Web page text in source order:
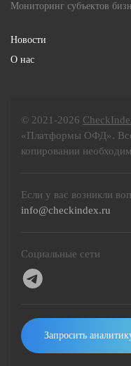
Мониторинг субъектов
Новости
О нас
© 2021-2026
«Платформы ОФД».
копировании
Если у вас возникли
info@checkindex.ru
Социальные сети
Запросить